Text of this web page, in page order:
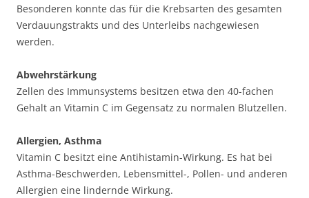
Besonderen konnte das für die Krebsarten des gesamten
Verdauungstrakts und des Unterleibs nachgewiesen
werden.
Abwehrstärkung
Zellen des Immunsystems besitzen etwa den 40-fachen
Gehalt an Vitamin C im Gegensatz zu normalen Blutzellen.
Allergien, Asthma
Vitamin C besitzt eine Antihistamin-Wirkung. Es hat bei
Asthma-Beschwerden, Lebensmittel-, Pollen- und anderen
Allergien eine lindernde Wirkung.